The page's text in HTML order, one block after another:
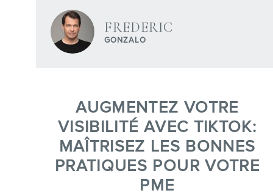
Consultations
Audits web (SEO) et IA (GEO)
BOUTIQUE
FREDERIC
GONZALO
AUGMENTEZ VOTRE
VISIBILITÉ AVEC TIKTOK:
MAÎTRISEZ LES BONNES
PRATIQUES POUR VOTRE
PME